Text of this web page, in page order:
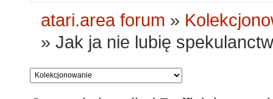
atari.area forum »
»Jak ja nie lubię